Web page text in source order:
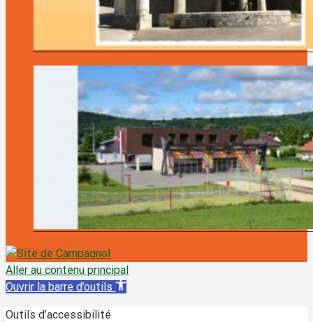
Aller au contenu principal
Ouvrir la barre d’outils
Outils d’accessibilité